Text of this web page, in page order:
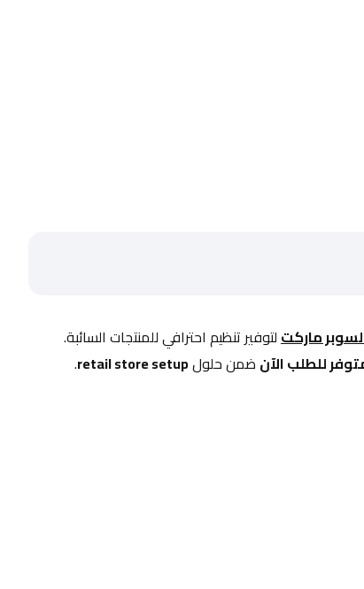
ماركت لتوفير تنظيم احترافي للمنتجات السائبة.
للطلب الآن ضمن حلول retail store setup
.